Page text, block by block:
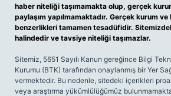
haber niteliği taşımamakta olup, gerçek
paylaşım yapılmamaktadır. Gerçek kurum
benzerlikleri tamamen tesadüfidir.
halindedir ve tavsiye niteliği taşımazlar.
Sitemiz, 5651 Sayılı Kanun gereğince Bilgi
Kurumu (BTK) tarafından onaylanmış bir Yer
vermektedir. Bu nedenle, sitedeki içerikleri
veya araştırma yükümlülüğümüz